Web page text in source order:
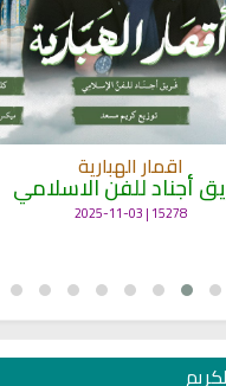
اقمار الهبارية
أجناد للفن الاسلامي
15278 | 2025-11-03